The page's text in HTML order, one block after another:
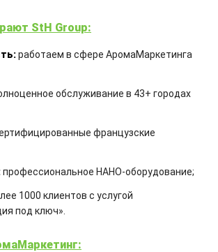
аромат листьев
и бодрит
бамбуковых палочек
₴
StH Group:
работаем в сфере АромаМаркетинга
обслуживание в 43+ городах
французские
профессиональное НАНО-оборудование;
1000 клиентов с услугой
под ключ».